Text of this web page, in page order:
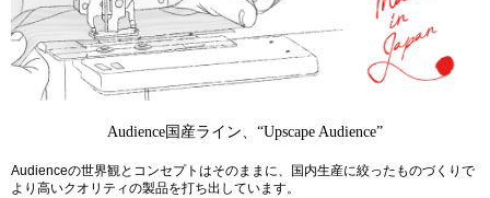
Audience国産ライン、“Upscape Audience”
Audienceの世界観とコンセプトはそのままに、国内生産に絞ったものづくりで
より高いクオリティの製品を打ち出しています。